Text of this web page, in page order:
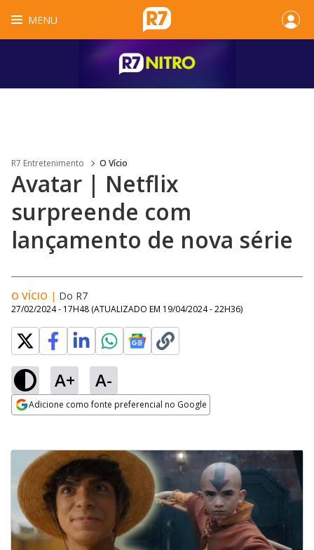
MENU
R7 Entretenimento O Vício
Avatar | Netflix
surpreende com
lançamento de nova série
O VÍCIO | Do R7
27/02/2024 - 17H48 (ATUALIZADO EM 19/04/2024 - 22H36)
A+ A-
Adicione como fonte preferencial no Google